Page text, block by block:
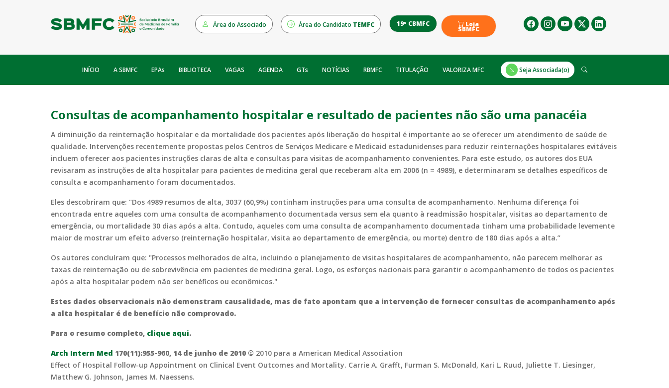
Área do Associado Área do Candidato TEMFC 19º CBMFC Loja
SBMFC
INÍCIO A SBMFC EPAs BIBLIOTECA VAGAS AGENDA GTs NOTÍCIAS RBMFC TITULAÇÃO VALORIZA MFC Seja Associada(o)
Consultas de acompanhamento hospitalar e resultado de pacientes não são uma panacéia
A diminuição da reinternação hospitalar e da mortalidade dos pacientes após liberação do hospital é importante ao se oferecer um atendimento de saúde de
qualidade. Intervenções recentemente propostas pelos Centros de Serviços Medicare e Medicaid estadunidenses para reduzir reinternações hospitalares evitáveis
incluem oferecer aos pacientes instruções claras de alta e consultas para visitas de acompanhamento convenientes. Para este estudo, os autores dos EUA
revisaram as instruções de alta hospitalar para pacientes de medicina geral que receberam alta em 2006 (n = 4989), e determinaram se detalhes específicos de
consulta e acompanhamento foram documentados.
Eles descobriram que: "Dos 4989 resumos de alta, 3037 (60,9%) continham instruções para uma consulta de acompanhamento. Nenhuma diferença foi
encontrada entre aqueles com uma consulta de acompanhamento documentada versus sem ela quanto à readmissão hospitalar, visitas ao departamento de
emergência, ou mortalidade 30 dias após a alta. Contudo, aqueles com uma consulta de acompanhamento documentada tinham uma probabilidade levemente
maior de mostrar um efeito adverso (reinternação hospitalar, visita ao departamento de emergência, ou morte) dentro de 180 dias após a alta.”
Os autores concluíram que: "Processos melhorados de alta, incluindo o planejamento de visitas hospitalares de acompanhamento, não parecem melhorar as
taxas de reinternação ou de sobrevivência em pacientes de medicina geral. Logo, os esforços nacionais para garantir o acompanhamento de todos os pacientes
após a alta hospitalar podem não ser benéficos ou econômicos."
Estes dados observacionais não demonstram causalidade, mas de fato apontam que a intervenção de fornecer consultas de acompanhamento após
a alta hospitalar é de benefício não comprovado.
Para o resumo completo, clique aqui.
Arch Intern Med 170(11):955-960, 14 de junho de 2010 © 2010 para a American Medical Association
Effect of Hospital Follow-up Appointment on Clinical Event Outcomes and Mortality. Carrie A. Grafft, Furman S. McDonald, Kari L. Ruud, Juliette T. Liesinger,
Matthew G. Johnson, James M. Naessens.